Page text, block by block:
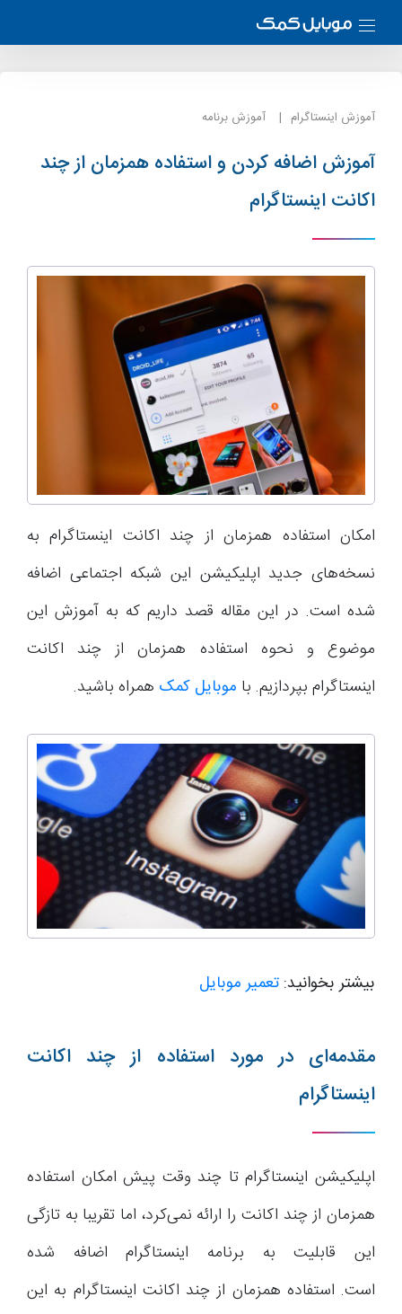
آموزش اینستاگرام آموزش برنامه
آموزش اضافه کردن و استفاده همزمان از چند
اکانت اینستاگرام
امکان استفاده همزمان از چند اکانت اینستاگرام به
نسخه‌های جدید اپلیکیشن این شبکه اجتماعی اضافه
شده است. در این مقاله قصد داریم که به آموزش این
موضوع و نحوه استفاده همزمان از چند اکانت
اینستاگرام بپردازیم. با موبایل کمک همراه باشید.
بیشتر بخوانید: تعمیر موبایل
مقدمه‌ای در مورد استفاده از چند اکانت
اینستاگرام
اپلیکیشن اینستاگرام تا چند وقت پیش امکان استفاده
همزمان از چند اکانت را ارائه نمی‌کرد، اما تقریبا به تازگی
این قابلیت به برنامه اینستاگرام اضافه شده
است. استفاده همزمان از چند اکانت اینستاگرام به این